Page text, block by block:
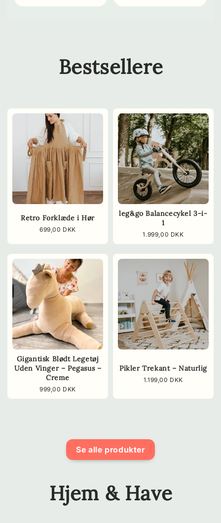
Bestsellere
Retro Forklæde i Hør
Normalpris
699,00 DKK
leg&go Balancecykel 3-i-
1
Normalpris
1.999,00 DKK
Gigantisk Blødt Legetøj
Uden Vinger – Pegasus –
Creme
Normalpris
999,00 DKK
Pikler Trekant – Naturlig
Normalpris
1.199,00 DKK
Se alle produkter
Hjem & Have